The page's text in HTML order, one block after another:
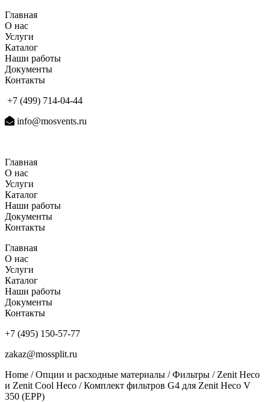
Главная
О нас
Услуги
Каталог
Наши работы
Документы
Контакты
+7 (499) 714-04-44
info@mosvents.ru
Главная
О нас
Услуги
Каталог
Наши работы
Документы
Контакты
Главная
О нас
Услуги
Каталог
Наши работы
Документы
Контакты
+7 (495) 150-57-77
zakaz@mossplit.ru
Home /Опции и расходные материалы /Фильтры / Zenit Heco
и Zenit Cool Heco / Комплект фильтров G4 для Zenit Heco V
350 (EPP)